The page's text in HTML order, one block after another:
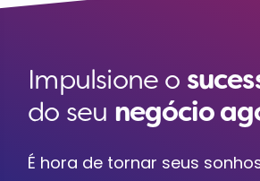
Impulsione o
do seu negócio
É hora de tornar seus